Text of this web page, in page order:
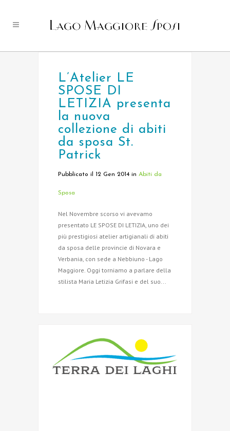
L’Atelier LE
SPOSE DI
LETIZIA presenta
la nuova
collezione di abiti
da sposa St.
Patrick
Pubblicato il 12 Gen 2014 in Abiti da
Sposa
Nel Novembre scorso vi avevamo
presentato LE SPOSE DI LETIZIA, uno dei
più prestigiosi atelier artigianali di abiti
da sposa delle provincie di Novara e
Verbania, con sede a Nebbiuno - Lago
Maggiore. Oggi torniamo a parlare della
stilista Maria Letizia Grifasi e del suo...